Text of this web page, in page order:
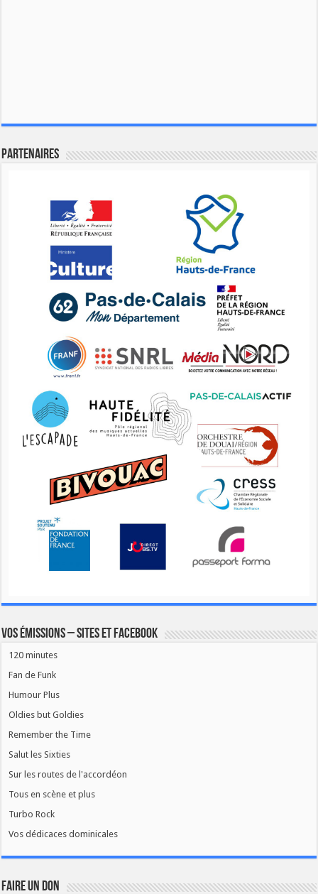
Partenaires
Vos émissions – Sites et Facebook
120 minutes
Fan de Funk
Humour Plus
Oldies but Goldies
Remember the Time
Salut les Sixties
Sur les routes de l'accordéon
Tous en scène et plus
Turbo Rock
Vos dédicaces dominicales
FAIRE UN DON